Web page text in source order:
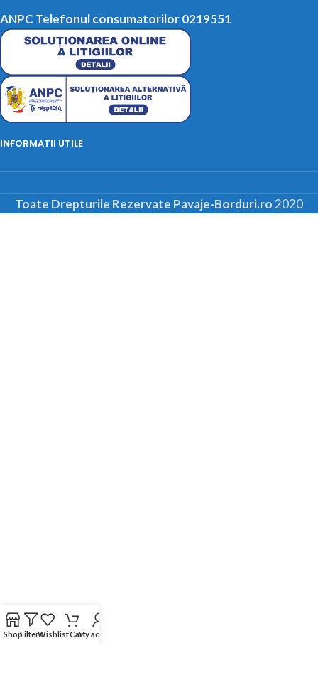
ANPC Telefonul consumatorilor 0219551
INFORMATII UTILE
Toate Drepturile Rezervate Pavaje-Borduri.ro 2020
ShopFiltersWishlistCartMy account